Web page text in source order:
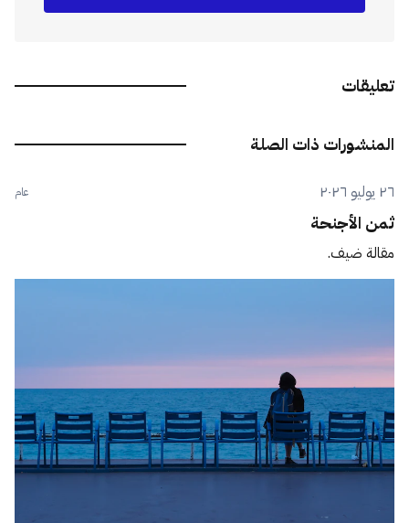
تعليقات
المنشورات ذات الصلة
٢٦ يوليو ٢٠٢٦ عام
ثمن الأجنحة
مقالة ضيف.